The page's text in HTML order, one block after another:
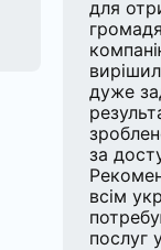
для
дуже
за
всім
послуг